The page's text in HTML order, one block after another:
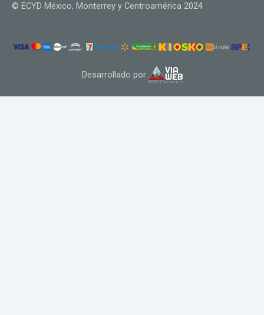
© ECYD México, Monterrey y Centroamérica 2024
Desarrollado por